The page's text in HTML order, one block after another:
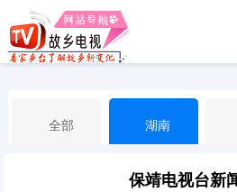
全部 湖南
河南
保靖电视台新